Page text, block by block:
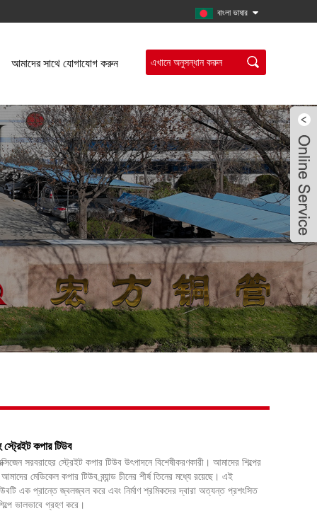
বাংলা ভাষার
আমাদের সাথে যোগাযোগ করুন
স্ট্রেইট কপার টিউব
সরবরাহের স্ট্রেইট কপার টিউব উৎপাদনে বিশেষীকরণকারী। আমাদের শিল্পের
মেডিকেল কপার টিউব ব্র্যান্ড চীনের শীর্ষ তিনের মধ্যে রয়েছে। এই
এক প্রান্তে জ্বলজ্বল করে এবং নির্মাণ শ্রমিকদের দ্বারা অত্যন্ত প্রশংসিত
ভালভাবে গ্রহণ করে।